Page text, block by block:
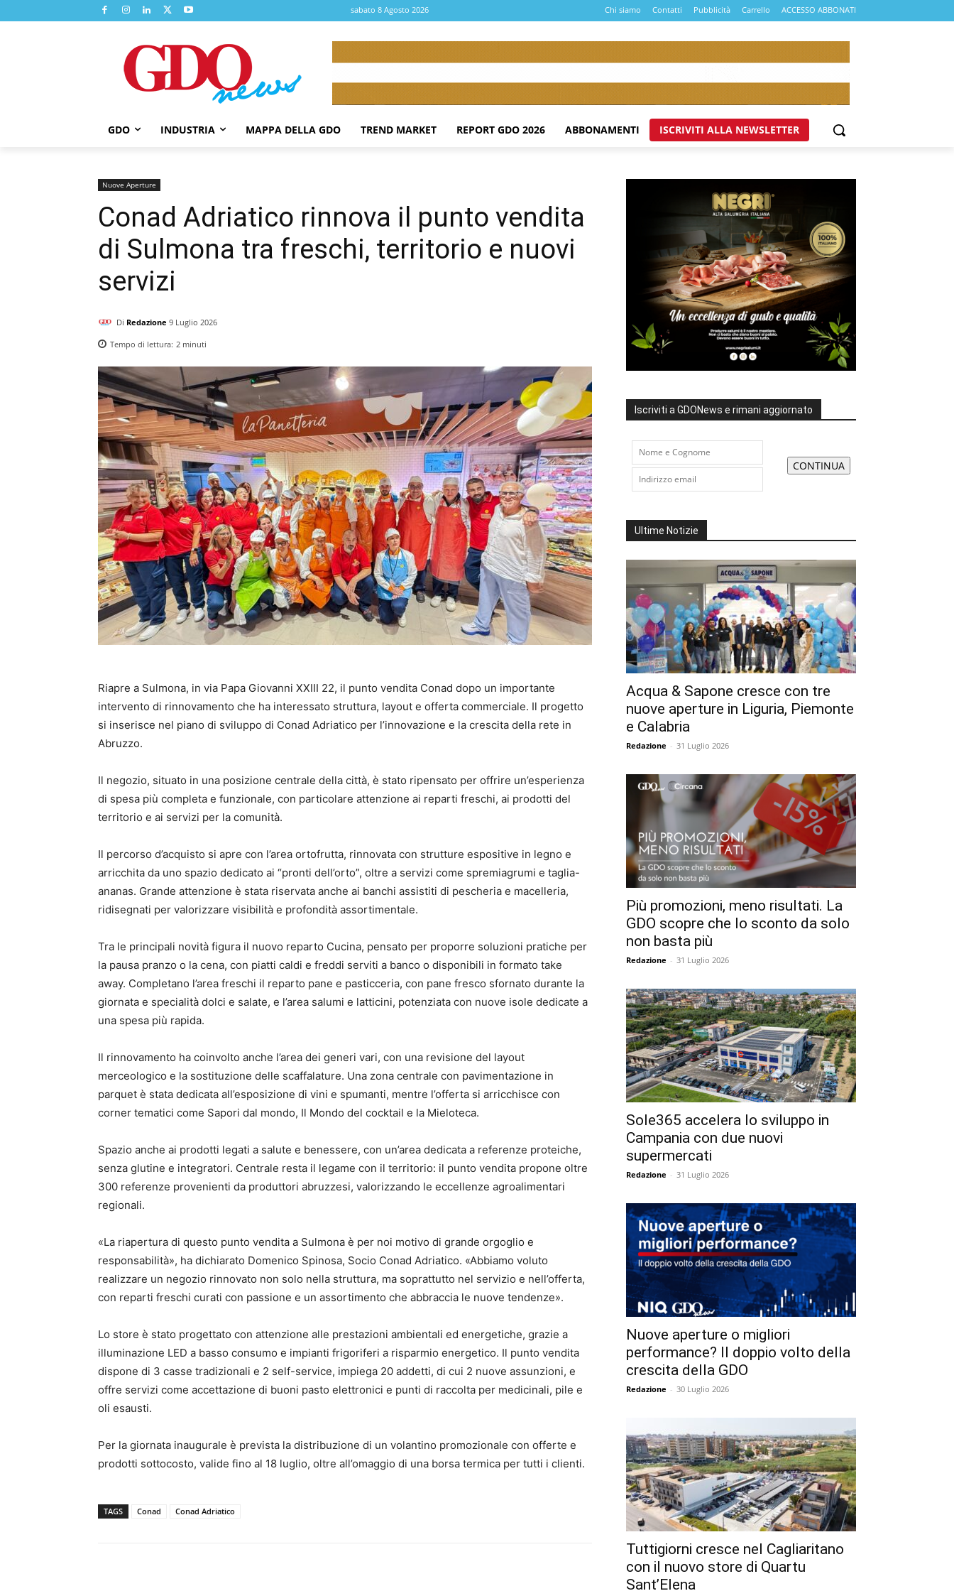
sabato 8 Agosto 2026 Chi siamo Contatti Pubblicità Carrello ACCESSO ABBONATI
GDO INDUSTRIA MAPPA DELLA GDO TREND MARKET REPORT GDO 2026 ABBONAMENTI ISCRIVITI ALLA NEWSLETTER
Nuove Aperture
Conad Adriatico rinnova il punto vendita
di Sulmona tra freschi, territorio e nuovi
servizi
Di Redazione 9 Luglio 2026
Tempo di lettura: 2 minuti
Riapre a Sulmona, in via Papa Giovanni XXIII 22, il punto vendita Conad dopo un importante
intervento di rinnovamento che ha interessato struttura, layout e offerta commerciale. Il progetto
si inserisce nel piano di sviluppo di Conad Adriatico per l’innovazione e la crescita della rete in
Abruzzo.
Il negozio, situato in una posizione centrale della città, è stato ripensato per offrire un’esperienza
di spesa più completa e funzionale, con particolare attenzione ai reparti freschi, ai prodotti del
territorio e ai servizi per la comunità.
Il percorso d’acquisto si apre con l’area ortofrutta, rinnovata con strutture espositive in legno e
arricchita da uno spazio dedicato ai “pronti dell’orto”, oltre a servizi come spremiagrumi e taglia-
ananas. Grande attenzione è stata riservata anche ai banchi assistiti di pescheria e macelleria,
ridisegnati per valorizzare visibilità e profondità assortimentale.
Tra le principali novità figura il nuovo reparto Cucina, pensato per proporre soluzioni pratiche per
la pausa pranzo o la cena, con piatti caldi e freddi serviti a banco o disponibili in formato take
away. Completano l’area freschi il reparto pane e pasticceria, con pane fresco sfornato durante la
giornata e specialità dolci e salate, e l’area salumi e latticini, potenziata con nuove isole dedicate a
una spesa più rapida.
Il rinnovamento ha coinvolto anche l’area dei generi vari, con una revisione del layout
merceologico e la sostituzione delle scaffalature. Una zona centrale con pavimentazione in
parquet è stata dedicata all’esposizione di vini e spumanti, mentre l’offerta si arricchisce con
corner tematici come Sapori dal mondo, Il Mondo del cocktail e la Mieloteca.
Spazio anche ai prodotti legati a salute e benessere, con un’area dedicata a referenze proteiche,
senza glutine e integratori. Centrale resta il legame con il territorio: il punto vendita propone oltre
300 referenze provenienti da produttori abruzzesi, valorizzando le eccellenze agroalimentari
regionali.
«La riapertura di questo punto vendita a Sulmona è per noi motivo di grande orgoglio e
responsabilità», ha dichiarato Domenico Spinosa, Socio Conad Adriatico. «Abbiamo voluto
realizzare un negozio rinnovato non solo nella struttura, ma soprattutto nel servizio e nell’offerta,
con reparti freschi curati con passione e un assortimento che abbraccia le nuove tendenze».
Lo store è stato progettato con attenzione alle prestazioni ambientali ed energetiche, grazie a
illuminazione LED a basso consumo e impianti frigoriferi a risparmio energetico. Il punto vendita
dispone di 3 casse tradizionali e 2 self-service, impiega 20 addetti, di cui 2 nuove assunzioni, e
offre servizi come accettazione di buoni pasto elettronici e punti di raccolta per medicinali, pile e
oli esausti.
Per la giornata inaugurale è prevista la distribuzione di un volantino promozionale con offerte e
prodotti sottocosto, valide fino al 18 luglio, oltre all’omaggio di una borsa termica per tutti i clienti.
TAGS Conad Conad Adriatico
Iscriviti a GDONews e rimani aggiornato
Ultime Notizie
Acqua & Sapone cresce con tre
nuove aperture in Liguria, Piemonte
e Calabria
Redazione - 31 Luglio 2026
Più promozioni, meno risultati. La
GDO scopre che lo sconto da solo
non basta più
Redazione - 31 Luglio 2026
Sole365 accelera lo sviluppo in
Campania con due nuovi
supermercati
Redazione - 31 Luglio 2026
Nuove aperture o migliori
performance? Il doppio volto della
crescita della GDO
Redazione - 30 Luglio 2026
Tuttigiorni cresce nel Cagliaritano
con il nuovo store di Quartu
Sant’Elena